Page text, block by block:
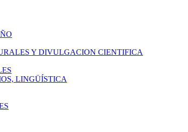
Y DIVULGACION CIENTIFICA
LINGÜÍSTICA